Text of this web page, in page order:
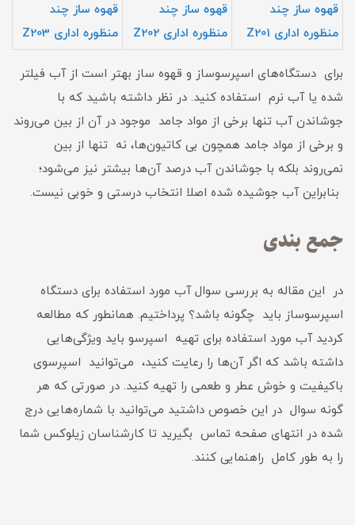
قهوه ساز چند
منظوره اداری Z201
قهوه ساز چند
منظوره اداری Z202
قهوه ساز چند
منظوره اداری Z203
برای دستگاه‌های اسپرسوساز و قهوه ساز بهتر است از آب فیلتر
شده یا آب نرم استفاده کنید. در نظر داشته باشید که با
جوشاندن آب تنها برخی از مواد جامد موجود در آن از بین می‌روند
و برخی از مواد جامد همچون بی کاتیون‌ها، نه تنها از بین
نمی‌روند بلکه با جوشاندن آب درصد آن‌ها بیشتر نیز می‌شود؛
بنابراین آب جوشیده شده اصلا انتخاب درستی و خوبی نیست.
جمع بندی
در این مقاله به بررسی سوال آب مورد استفاده برای دستگاه
اسپرسوساز باید چگونه باشد؟ پرداختیم. همانطور که مطالعه
کردید آب مورد استفاده برای تهیه اسپرسو باید ویژگی‌هایی
داشته باشد که اگر آن‌ها را رعایت کنید، می‌توانید اسپرسوی
باکیفیت و خوش عطر و طعمی را تهیه کنید. در صورتی که هر
گونه سوال در این خصوص داشتید می‌توانید با شماره‌هایی درج
شده در انتهای صفحه تماس بگیرید تا کارشناسان زیلوکس شما
را به طور کامل راهنمایی کنند.